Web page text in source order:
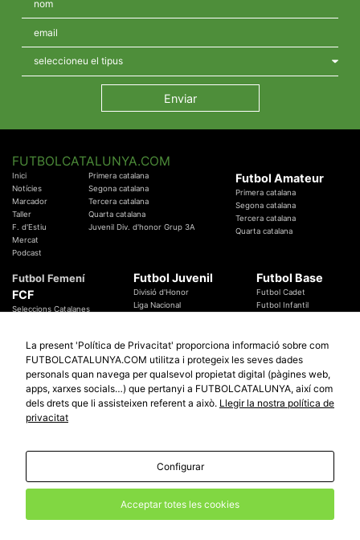
FUTBOLCATALUNYA.COM
Inici
Notícies
Marcador
Taller
F. d'Estiu
Mercat
Podcast
Primera catalana
Segona catalana
Tercera catalana
Quarta catalana
Juvenil Div. d'honor Grup 3A
Futbol Amateur
Primera catalana
Segona catalana
Tercera catalana
Quarta catalana
Futbol Femení
FCF
Seleccions Catalanes
Temes Federatius
Futbol Juvenil
Divisió d'Honor
Liga Nacional
Futbol Base
Futbol Cadet
Futbol Infantil
Futbol Catalunya
Promocions
Sortejos
Participació
Especials
Copa Catalunya Absoluta 2019
Copa del Rei 2019 - 2020
© 2010 - 2026FutbolCatalunya.com
redaccio@futbolcatalunya.com
La present 'Política de Privacitat' proporciona informació sobre com
FUTBOLCATALUNYA.COM utilitza i protegeix les seves dades
personals quan navega per qualsevol propietat digital (pàgines web,
apps, xarxes socials…) que pertanyi a FUTBOLCATALUNYA, així com
dels drets que li assisteixen referent a això. Llegir la nostra política de
privacitat
Configurar
Acceptar totes les cookies